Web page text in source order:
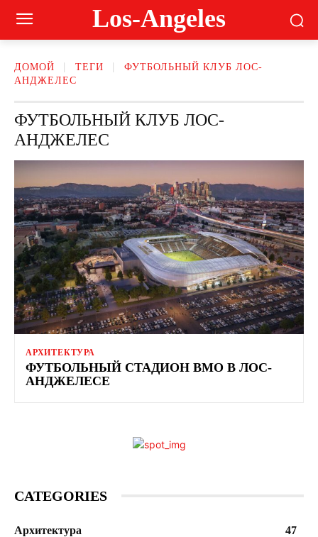
Los-Angeles
ДОМОЙ ТЕГИ
ФУТБОЛЬНЫЙ КЛУБ ЛОС-
АНДЖЕЛЕС
ФУТБОЛЬНЫЙ КЛУБ ЛОС-
АНДЖЕЛЕС
АРХИТЕКТУРА
ФУТБОЛЬНЫЙ СТАДИОН BMO В ЛОС-
АНДЖЕЛЕСЕ
CATEGORIES
Архитектура
47